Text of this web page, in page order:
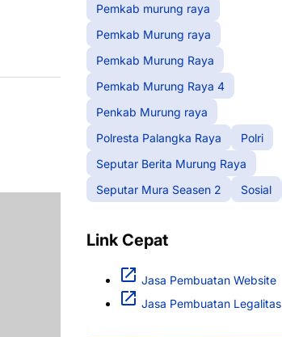
Pemkab murung raya
Pemkab Murung raya
Pemkab Murung Raya
Pemkab Murung Raya 4
Penkab Murung raya
Polresta Palangka Raya
Polri
Seputar Berita Murung Raya
Seputar Mura Seasen 2
Sosial
Link Cepat
Jasa Pembuatan Website
Jasa Pembuatan Legalitas